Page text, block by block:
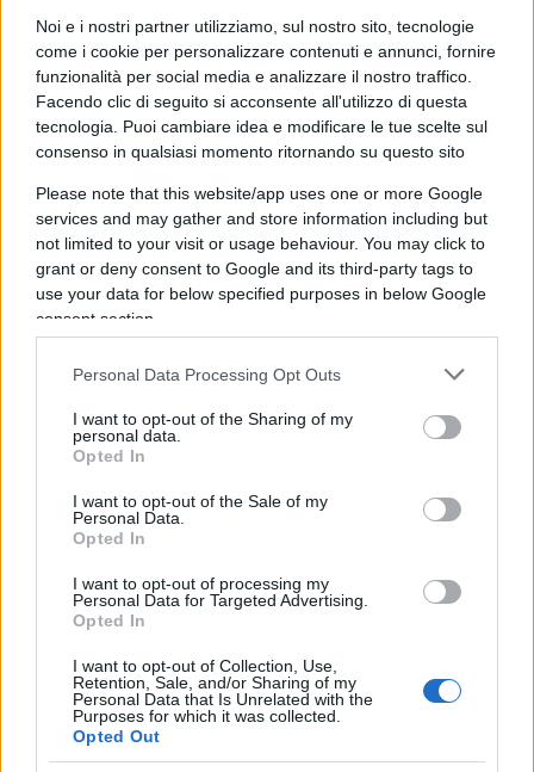
Noi e i nostri partner utilizziamo, sul nostro sito, tecnologie
come i cookie per personalizzare contenuti e annunci, fornire
funzionalità per social media e analizzare il nostro traffico.
Facendo clic di seguito si acconsente all'utilizzo di questa
tecnologia. Puoi cambiare idea e modificare le tue scelte sul
consenso in qualsiasi momento ritornando su questo sito
Please note that this website/app uses one or more Google
services and may gather and store information including but
not limited to your visit or usage behaviour. You may click to
grant or deny consent to Google and its third-party tags to
use your data for below specified purposes in below Google
consent section.
Personal Data Processing Opt Outs
I want to opt-out of the Sharing of my
personal data.
Opted In
I want to opt-out of the Sale of my
Personal Data.
Opted In
I want to opt-out of processing my
Personal Data for Targeted Advertising.
Opted In
I want to opt-out of Collection, Use,
Retention, Sale, and/or Sharing of my
Personal Data that Is Unrelated with the
Purposes for which it was collected.
Opted Out
la famiglia , per garantire stabilità e coesione,
evitando contraddizioni o situazioni di incertezza
giuridica.
D’altro canto, riconoscere il legame culturale e
formativo con l’Italia, come vorrebbe chi propone
“Ius Scholae”, sarebbe unpasso importante
verso l’integrazione di chi si sente già italiano di
fatto, nonostante le complicazioni che questo può
Identità e diritti
Negli Stati Uniti, che sappiamo essere molto rigidi
sul tema immigrazione, vige loIus Soli
: chi nasce
in territorio Usa è a tutti gli effetti cittadino
americano per sempre. Pensare di agire in tale
direzione sarebbe già un passo avanti, ma si tratta
di un Paese come noto dalle
diverse dalle nostre.